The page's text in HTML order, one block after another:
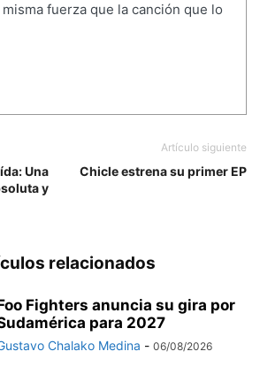
fuerza que la canción que lo
Una
y
Artículo siguiente
Chicle estrena su primer EP
relacionados
Fighters anuncia su gira por
para 2027
Chalako Medina - 06/08/2026